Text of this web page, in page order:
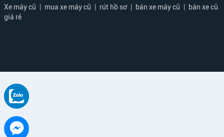
Xe máy cũ mua xe máy cũ rút hồ sơ bán xe máy cũ
bán xe cũ
giá rẻ